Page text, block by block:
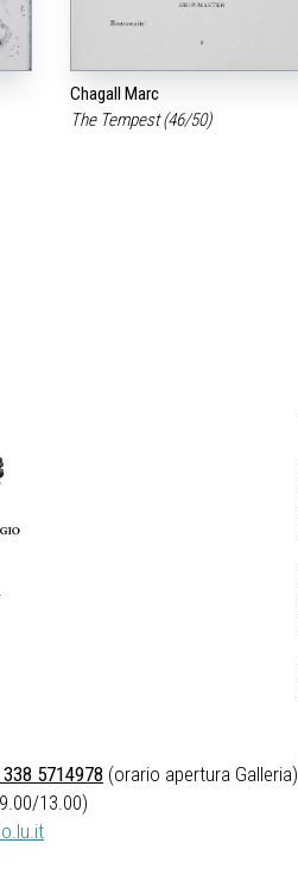
Chagall Marc
The Tempest (46/50)
5714978 (orario apertura Galleria)
13.00)